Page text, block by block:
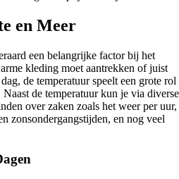
en Meer
een belangrijke factor bij het
kleding moet aantrekken of juist
de temperatuur speelt een grote rol
de temperatuur kun je via diverse
over zaken zoals het weer per uur,
zonsondergangstijden, en nog veel